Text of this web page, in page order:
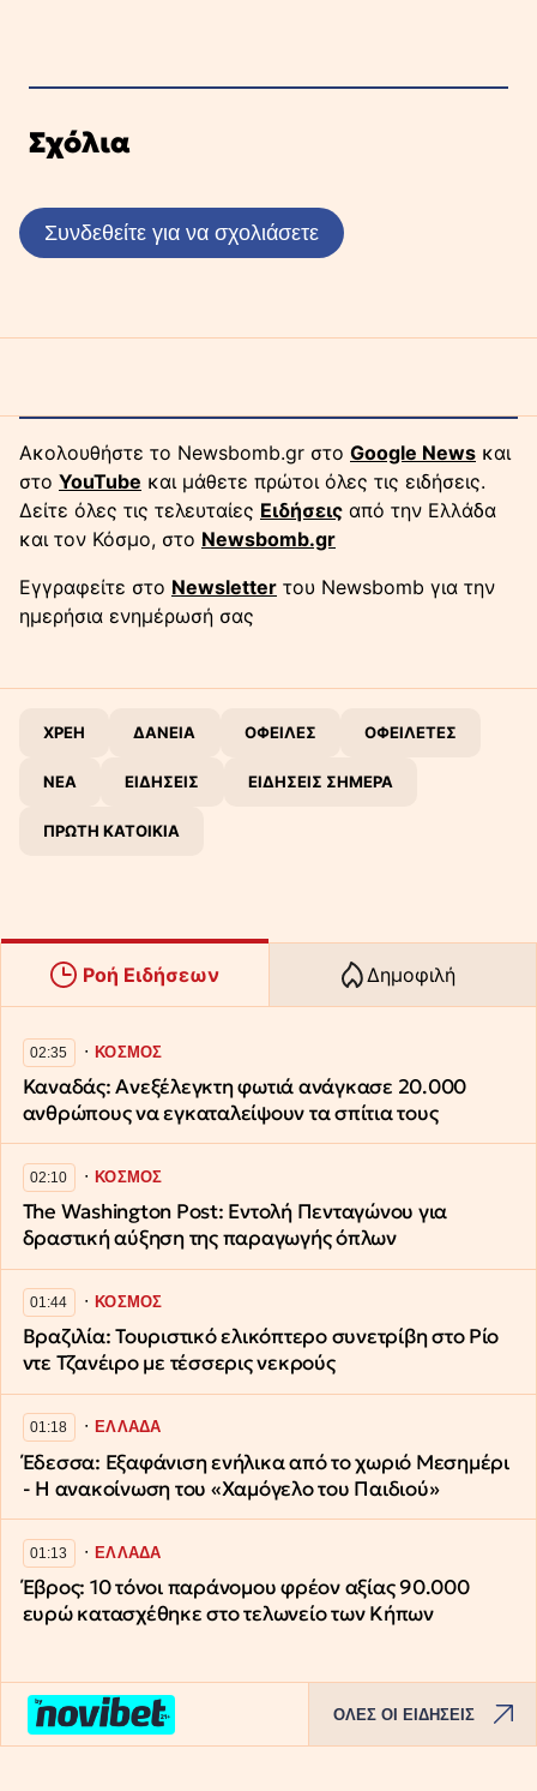
Σχόλια
Συνδεθείτε για να σχολιάσετε
Ακολουθήστε το Newsbomb.gr στο Google News και
στο YouTube και μάθετε πρώτοι όλες τις ειδήσεις.
Δείτε όλες τις τελευταίες Ειδήσεις από την Ελλάδα
και τον Κόσμο, στο Newsbomb.gr
Εγγραφείτε στο Newsletter του Newsbomb για την
ημερήσια ενημέρωσή σας
ΧΡΕΗ ΔΑΝΕΙΑ ΟΦΕΙΛΕΣ ΟΦΕΙΛΕΤΕΣ
ΝΕΑ ΕΙΔΗΣΕΙΣ ΕΙΔΗΣΕΙΣ ΣΗΜΕΡΑ
ΠΡΩΤΗ ΚΑΤΟΙΚΙΑ
Ροή Ειδήσεων Δημοφιλή
02:35 ∙ΚΟΣΜΟΣ
Καναδάς: Ανεξέλεγκτη φωτιά ανάγκασε 20.000
ανθρώπους να εγκαταλείψουν τα σπίτια τους
02:10 ∙ΚΟΣΜΟΣ
The Washington Post: Εντολή Πενταγώνου για
δραστική αύξηση της παραγωγής όπλων
01:44 ∙ΚΟΣΜΟΣ
Βραζιλία: Τουριστικό ελικόπτερο συνετρίβη στο Ρίο
ντε Τζανέιρο με τέσσερις νεκρούς
01:18 ∙ΕΛΛΑΔΑ
Έδεσσα: Εξαφάνιση ενήλικα από το χωριό Μεσημέρι
- Η ανακοίνωση του «Χαμόγελο του Παιδιού»
01:13 ∙ΕΛΛΑΔΑ
Έβρος: 10 τόνοι παράνομου φρέον αξίας 90.000
ευρώ κατασχέθηκε στο τελωνείο των Κήπων
ΟΛΕΣ ΟΙ ΕΙΔΗΣΕΙΣ